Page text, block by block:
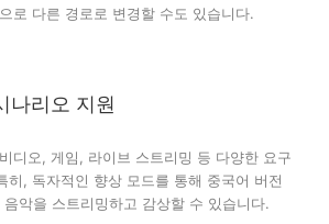
로 다른 경로로 변경할 수도 있습니다.
나리오 지원
디오, 게임, 라이브 스트리밍 등 다양한 요구
히, 독자적인 향상 모드를 통해 중국어 버전
악을 스트리밍하고 감상할 수 있습니다.